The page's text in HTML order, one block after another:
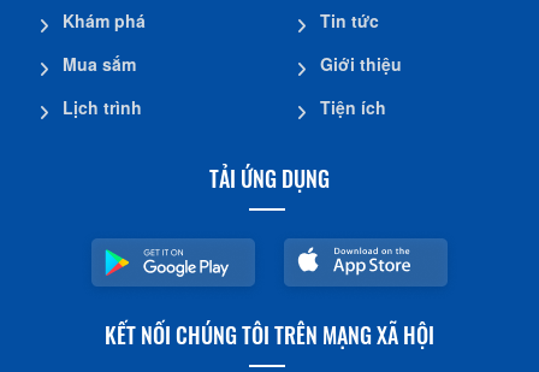
Khám phá
Mua sắm
Lịch trình
Tin tức
Giới thiệu
Tiện ích
TẢI ỨNG DỤNG
KẾT NỐI CHÚNG TÔI TRÊN MẠNG XÃ HỘI